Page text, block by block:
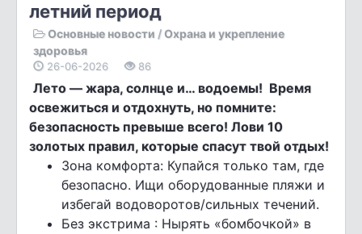
летний период
Основные новости / Охрана и укрепление
здоровья
26-06-2026 86
Лето — жара, солнце и… водоемы! Время
освежиться и отдохнуть, но помните:
безопасность превыше всего! Лови 10
золотых правил, которые спасут твой отдых!
Зона комфорта: Купайся только там, где
безопасно. Ищи оборудованные пляжи и
избегай водоворотов/сильных течений.
Без экстрима : Нырять «бомбочкой» в